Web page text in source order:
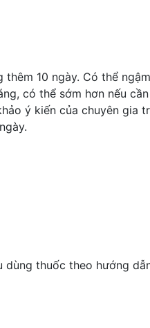
10 ngày. Có thể
có thể sớm hơn nếu
ý kiến của chuyên gia
thuốc theo hướng